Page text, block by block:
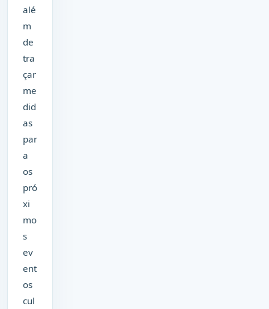
alé
m
de
tra
çar
me
did
as
par
a
os
pró
xi
mo
s
ev
ent
os
cul